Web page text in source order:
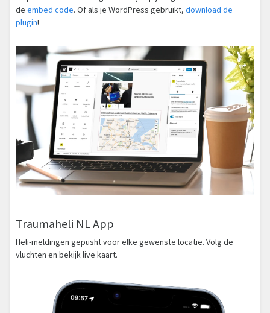
de embed code. Of als je WordPress gebruikt, download de
plugin!
Traumaheli NL App
Heli-meldingen gepusht voor elke gewenste locatie. Volg de
vluchten en bekijk live kaart.